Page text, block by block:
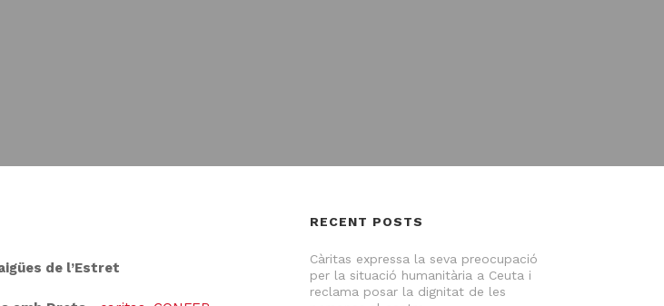
de l’Estret
RECENT POSTS
Càritas expressa la seva preocupació
per la situació humanitària a Ceuta i
reclama posar la dignitat de les